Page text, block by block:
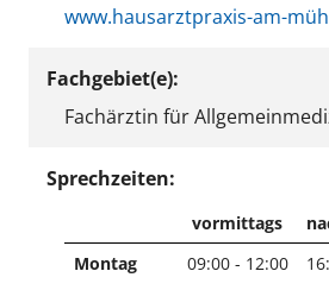
www.hausarztpraxis-am-
Fachgebiet(e):
Fachärztin für
Sprechzeiten:
vormittags
Montag
09:00 - 12:00